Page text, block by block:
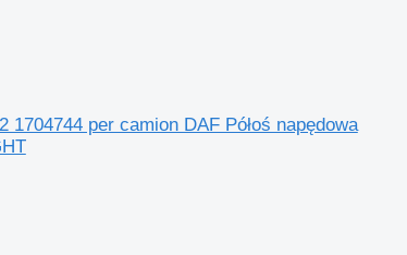
per camion DAF Półoś napędowa